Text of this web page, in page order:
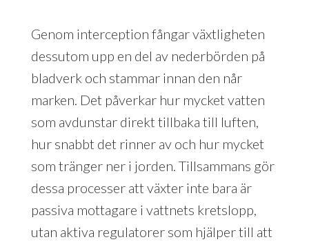
Genom interception fångar växtligheten
dessutom upp en del av nederbörden på
bladverk och stammar innan den når
marken. Det påverkar hur mycket vatten
som avdunstar direkt tillbaka till luften,
hur snabbt det rinner av och hur mycket
som tränger ner i jorden. Tillsammans gör
dessa processer att växter inte bara är
passiva mottagare i vattnets kretslopp,
utan aktiva regulatorer som hjälper till att